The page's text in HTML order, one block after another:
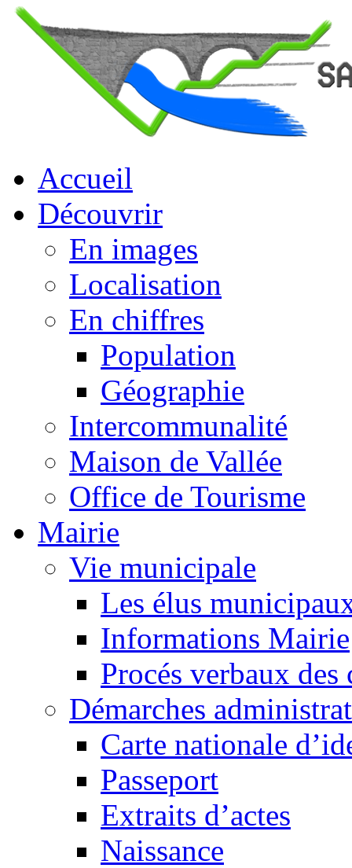
Accueil
Découvrir
En images
Localisation
En chiffres
Population
Géographie
Intercommunalité
Maison de Vallée
Office de Tourisme
Mairie
Vie municipale
Les élus
Informations Mairie
Procés verbaux
Démarches
Carte nationale
Passeport
Extraits d’actes
Naissance